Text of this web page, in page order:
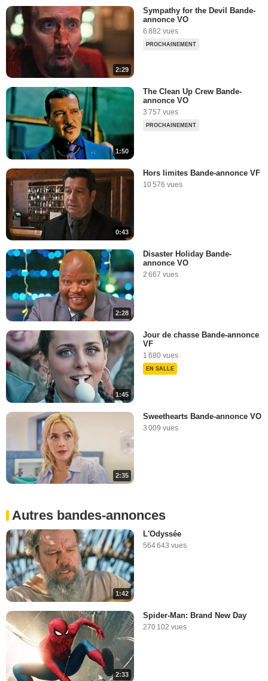
2:29
Sympathy for the Devil Bande-
annonce VO
6 882 vues
PROCHAINEMENT
1:50
The Clean Up Crew Bande-
annonce VO
3 757 vues
PROCHAINEMENT
0:43
Hors limites Bande-annonce VF
10 576 vues
2:28
Disaster Holiday Bande-
annonce VO
2 667 vues
1:45
Jour de chasse Bande-annonce
VF
1 680 vues
EN SALLE
2:35
Sweethearts Bande-annonce VO
3 009 vues
Autres bandes-annonces
1:42
L'Odyssée
564 643 vues
2:33
Spider-Man: Brand New Day
270 102 vues